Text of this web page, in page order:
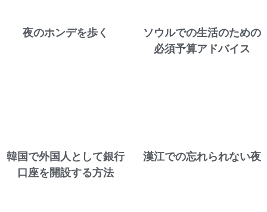
夜のホンデを歩く
ソウルでの生活のための
必須予算アドバイス
韓国で外国人として銀行
口座を開設する方法
漢江での忘れられない夜